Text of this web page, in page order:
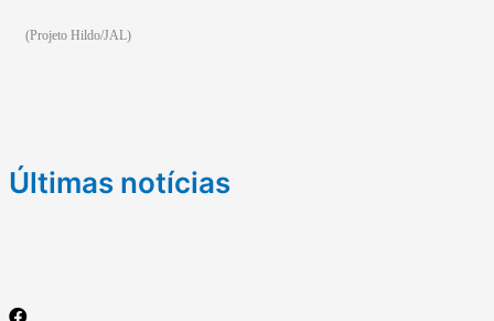
(Projeto Hildo/JAL)
Últimas notícias